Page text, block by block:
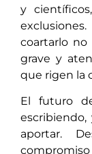
y
coartarlo no
grave y
que rigen la
El futuro
aportar.